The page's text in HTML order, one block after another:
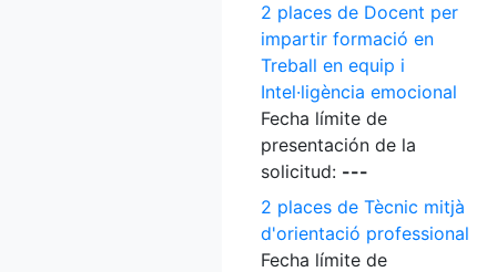
2 places de Docent per
impartir formació en
Treball en equip i
Intel·ligència emocional
Fecha límite de
presentación de la
solicitud: ---
2 places de Tècnic mitjà
d'orientació professional
Fecha límite de